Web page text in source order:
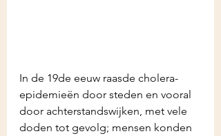
In de 19de eeuw raasde cholera-
epidemieën door steden en vooral
door achterstandswijken, met vele
doden tot gevolg; mensen konden